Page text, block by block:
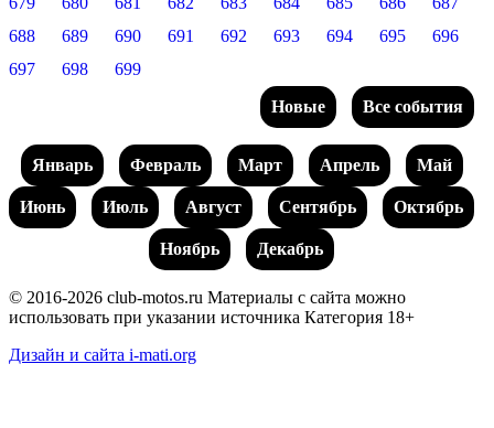
688
689 690 691 692 693 694 695
696
697
698
699
Новые
Все события
Январь Февраль Март Апрель Май
Июнь Июль Август Сентябрь Октябрь
Ноябрь Декабрь
© 2016-2026 club-motos.ru Материалы с сайта можно
использовать при указании источника Категория 18+
Дизайн и сайта i-mati.org